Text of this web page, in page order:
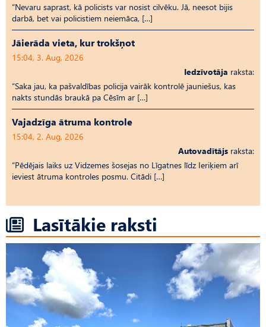
“Nevaru saprast, kā policists var nosist cilvēku. Jā, neesot bijis
darbā, bet vai policistiem neiemāca, […]
Jāierāda vieta, kur trokšņot
15:04, 3. Aug, 2026
Iedzīvotāja raksta:
“Saka jau, ka pašvaldības policija vairāk kontrolē jauniešus, kas
nakts stundās braukā pa Cēsīm ar […]
Vajadzīga ātruma kontrole
15:04, 2. Aug, 2026
Autovadītājs raksta:
“Pēdējais laiks uz Vid­ze­mes šosejas no Līgatnes līdz Ieriķiem arī
ieviest ātruma kontroles posmu. Citādi […]
Lasītākie raksti